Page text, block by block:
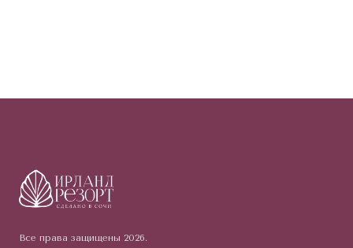
Все права защищены 2026.